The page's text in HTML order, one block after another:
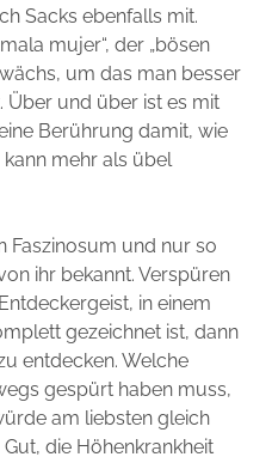
Sacks ebenfalls mit.
mujer“, der „bösen
um das man besser
Über und über ist es mit
Berührung damit, wie
mehr als übel
Faszinosum und nur so
ihr bekannt. Verspüren
in einem
gezeichnet ist, dann
entdecken. Welche
gespürt haben muss,
am liebsten gleich
die Höhenkrankheit